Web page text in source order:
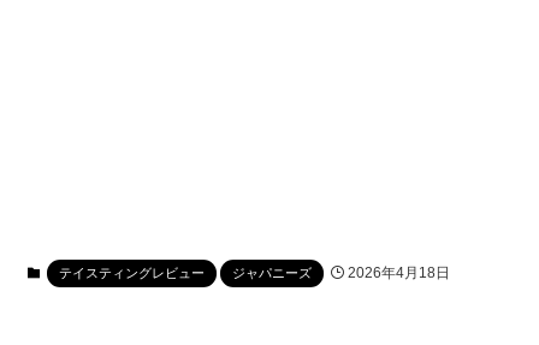
テイスティングレビュー ジャパニーズ 2026年4月18日